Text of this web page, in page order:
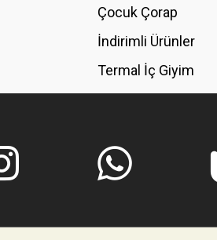
Çocuk Çorap
İndirimli Ürünler
Termal İç Giyim